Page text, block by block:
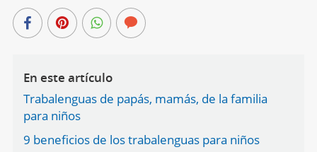
En este artículo
Trabalenguas de papás, mamás, de la familia
para niños
9 beneficios de los trabalenguas para niños